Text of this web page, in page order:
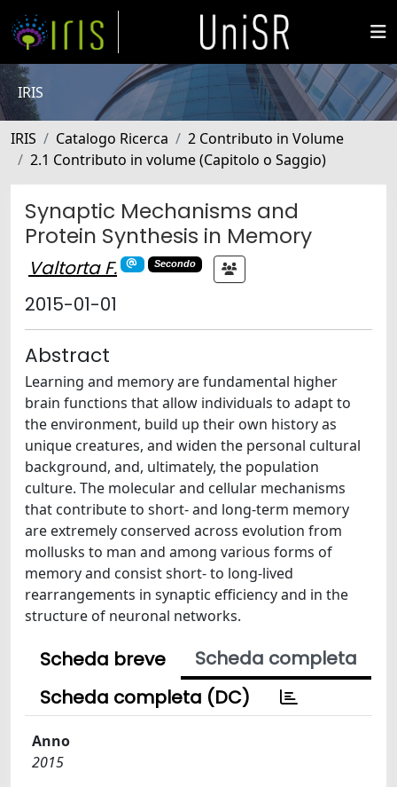
IRIS
IRIS Catalogo Ricerca
2 Contributo in Volume
2.1 Contributo in volume (Capitolo o Saggio)
Synaptic Mechanisms and
Protein Synthesis in Memory
Valtorta F. Secondo
2015-01-01
Abstract
Learning and memory are fundamental higher
brain functions that allow individuals to adapt to
the environment, build up their own history as
unique creatures, and widen the personal cultural
background, and, ultimately, the population
culture. The molecular and cellular mechanisms
that contribute to short- and long-term memory
are extremely conserved across evolution from
mollusks to man and among various forms of
memory and consist short- to long-lived
rearrangements in synaptic efficiency and in the
structure of neuronal networks.
Scheda breve
Scheda completa
Scheda completa (DC)
Anno
2015